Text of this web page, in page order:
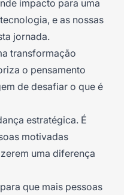
impacto para uma
e as nossas
jornada.
transformação
o pensamento
de desafiar o que é
ça estratégica. É
motivadas
uma diferença
que mais pessoas